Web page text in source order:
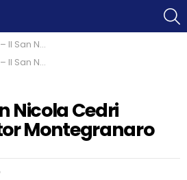
la Sutor Montegranaro
la Sutor Montegranaro
Nicola Cedri
Montegranaro